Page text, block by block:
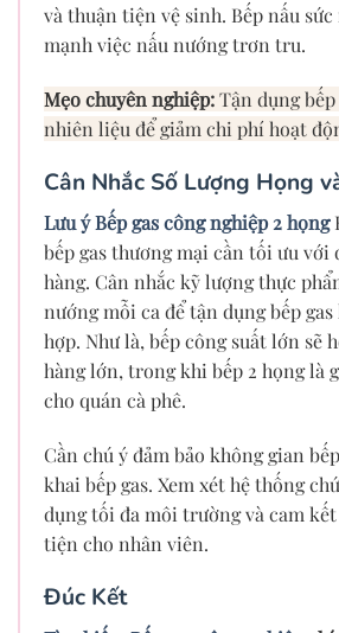
và thuận tiện vệ sinh. Bếp nấu
mạnh việc nấu nướng trơn tru.
Mẹo chuyên nghiệp:Tận dụng
nhiên liệu để giảm chi phí hoạt
Cân Nhắc Số Lượng Họng
Lưu ý Bếp gas công nghiệp 2 họng
bếp gas thương mại cần tối ưu với
hàng. Cân nhắc kỹ lượng thực
nướng mỗi ca để tận dụng bếp
hợp. Như là, bếp công suất lớn sẽ
hàng lớn, trong khi bếp 2 họng là
cho quán cà phê.
Cần chú ý đảm bảo không gian
khai bếp gas. Xem xét hệ thống
dụng tối đa môi trường và cam kết
tiện cho nhân viên.
Đúc Kết